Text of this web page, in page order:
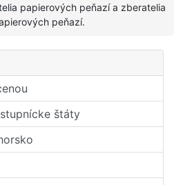
štáty
papierových peňazí a zberatelia
peňazí.